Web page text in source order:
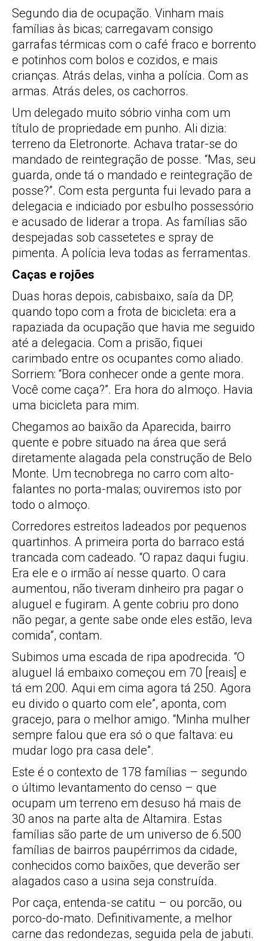
Segundo dia de ocupação. Vinham mais
famílias às bicas; carregavam consigo
garrafas térmicas com o café fraco e borrento
e potinhos com bolos e cozidos, e mais
crianças. Atrás delas, vinha a polícia. Com as
armas. Atrás deles, os cachorros.
Um delegado muito sóbrio vinha com um
título de propriedade em punho. Ali dizia:
terreno da Eletronorte. Achava tratar-se do
mandado de reintegração de posse. “Mas, seu
guarda, onde tá o mandado e reintegração de
posse?”. Com esta pergunta fui levado para a
delegacia e indiciado por esbulho possessório
e acusado de liderar a tropa. As famílias são
despejadas sob cassetetes e spray de
pimenta. A polícia leva todas as ferramentas.
Caças e rojões
Duas horas depois, cabisbaixo, saía da DP,
quando topo com a frota de bicicleta: era a
rapaziada da ocupação que havia me seguido
até a delegacia. Com a prisão, fiquei
carimbado entre os ocupantes como aliado.
Sorriem: “Bora conhecer onde a gente mora.
Você come caça?”. Era hora do almoço. Havia
uma bicicleta para mim.
Chegamos ao baixão da Aparecida, bairro
quente e pobre situado na área que será
diretamente alagada pela construção de Belo
Monte. Um tecnobrega no carro com alto-
falantes no porta-malas; ouviremos isto por
todo o almoço.
Corredores estreitos ladeados por pequenos
quartinhos. A primeira porta do barraco está
trancada com cadeado. “O rapaz daqui fugiu.
Era ele e o irmão aí nesse quarto. O cara
aumentou, não tiveram dinheiro pra pagar o
aluguel e fugiram. A gente cobriu pro dono
não pegar, a gente sabe onde eles estão, leva
comida”, contam.
Subimos uma escada de ripa apodrecida. “O
aluguel lá embaixo começou em 70 [reais] e
tá em 200. Aqui em cima agora tá 250. Agora
eu divido o quarto com ele”, aponta, com
gracejo, para o melhor amigo. “Minha mulher
sempre falou que era só o que faltava: eu
mudar logo pra casa dele”.
Este é o contexto de 178 famílias – segundo
o último levantamento do censo – que
ocupam um terreno em desuso há mais de
30 anos na parte alta de Altamira. Estas
famílias são parte de um universo de 6.500
famílias de bairros paupérrimos da cidade,
conhecidos como baixões, que deverão ser
alagados caso a usina seja construída.
Por caça, entenda-se catitu – ou porcão, ou
porco-do-mato. Definitivamente, a melhor
carne das redondezas, seguida pela de jabuti.